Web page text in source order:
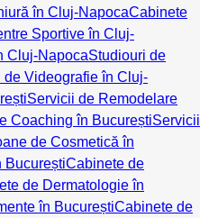
în Cluj-NapocaCabinete
Sportive în Cluj-
Cluj-NapocaStudiouri de
de Videografie în Cluj-
Servicii de Remodelare
Coaching în BucureștiServicii
de Cosmetică în
BucureștiCabinete de
de Dermatologie în
în BucureștiCabinete de